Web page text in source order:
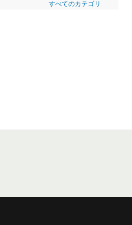
すべてのカテゴリ